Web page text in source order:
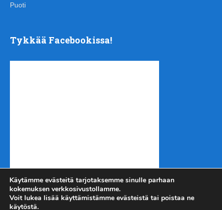
Puoti
Tykkää Facebookissa!
Käytämme evästeitä tarjotaksemme sinulle parhaan
kokemuksen verkkosivustollamme.
Voit lukea lisää käyttämistämme evästeistä tai poistaa ne
käytöstä.